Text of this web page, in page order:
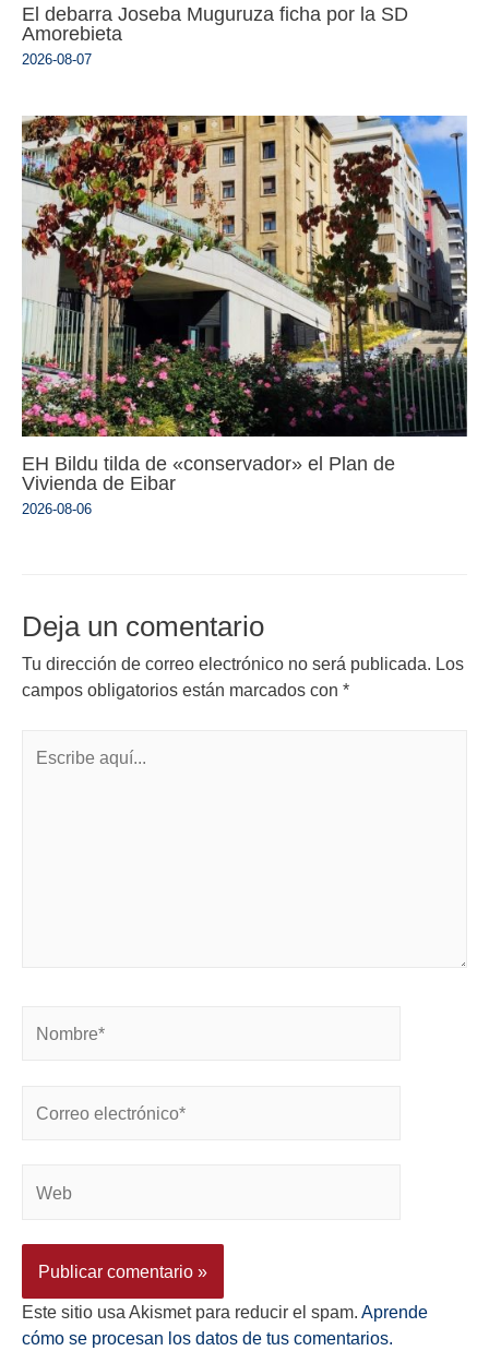
El debarra Joseba Muguruza ficha por la SD
Amorebieta
2026-08-07
EH Bildu tilda de «conservador» el Plan de
Vivienda de Eibar
2026-08-06
Deja un comentario
Tu dirección de correo electrónico no será publicada. Los
campos obligatorios están marcados con *
Este sitio usa Akismet para reducir el spam. Aprende
cómo se procesan los datos de tus comentarios.